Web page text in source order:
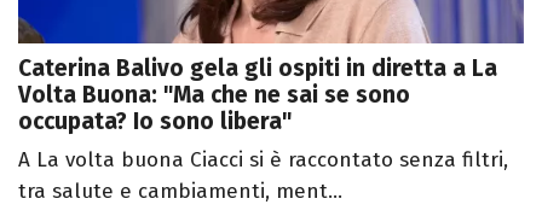
Caterina Balivo gela gli ospiti in diretta a La
Volta Buona: "Ma che ne sai se sono
occupata? Io sono libera"
A La volta buona Ciacci si è raccontato senza filtri,
tra salute e cambiamenti, ment...